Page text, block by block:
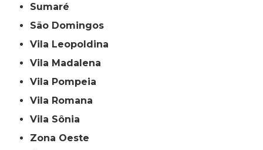
Sumaré
São Domingos
Vila Leopoldina
Vila Madalena
Vila Pompeia
Vila Romana
Vila Sônia
Zona Oeste